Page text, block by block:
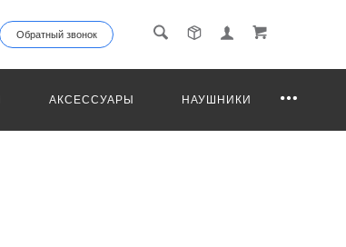
Обратный звонок
АКСЕССУАРЫ НАУШНИКИ